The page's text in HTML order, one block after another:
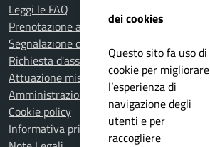
Leggi le FAQ
Prenotazione appuntamento
Segnalazione disservizio
Richiesta d'assistenza
Attuazione misure PNRR
Amministrazione trasparente
Cookie policy
Informativa privacy
dei cookies
Questo sito fa uso di
cookie per migliorare
l’esperienza di
navigazione degli
utenti e per
raccogliere